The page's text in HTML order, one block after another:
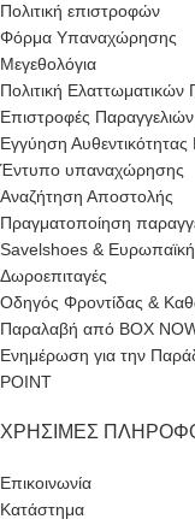
Πολιτική επιστροφών
Φόρμα Υπαναχώρησης
Μεγεθολόγια
Πολιτική Ελαττωματικών
Επιστροφές
Εγγύηση
Έντυπο υπαναχώρησης
Αναζήτηση Αποστολής
Πραγματοποίηση
Savelshoes &
Δωροεπιταγές
Οδηγός Φροντίδας &
Παραλαβή από BOX
Ενημέρωση για την
POINT
ΧΡΉΣΙΜΕΣ
Επικοινωνία
Κατάστημα